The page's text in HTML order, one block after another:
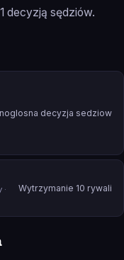
decyzją sędziów.
decyzja sedziow
·
Wytrzymanie 10 rywali